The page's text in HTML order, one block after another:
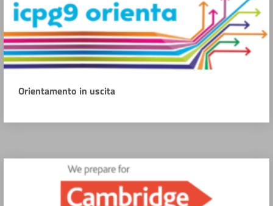
Orientamento in uscita